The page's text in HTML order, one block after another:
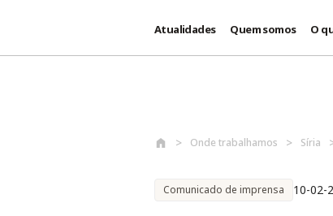
Atualidades Quem somos O
Onde trabalhamos Síria
Comunicado de imprensa 10-02-